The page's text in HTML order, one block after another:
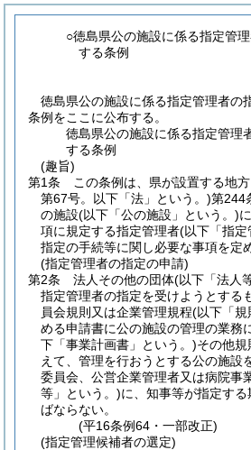
○徳島県公の施設に係る指定管
する条例
徳島県公の施設に係る指定管理者の
条例をここに公布する。
徳島県公の施設に係る指定管理
する条例
(趣旨)
第1条
この条例は、県が設置する地
第67号。以下「法」という。)第244
の施設(以下「公の施設」という。)
項に規定する指定管理者(以下「指定
指定の手続等に関し必要な事項を定
(指定管理者の指定の申請)
第2条
法人その他の団体(以下「法人
指定管理者の指定を受けようとする
員会規則又は企業管理規程(以下「規
める申請書に公の施設の管理の業務
下「事業計画書」という。)その他
えて、管理を行おうとする公の施設
委員会、公営企業管理者又は病院事
等」という。)に、知事等が指定す
ばならない。
(平16条例64・一部改正)
(指定管理候補者の選定)